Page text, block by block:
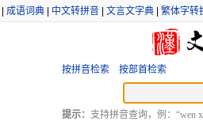
成语词典 中文转拼音 文言文字典 繁体字转
按拼音检索 按部首检索
提示： 支持拼音查询，例：“wen